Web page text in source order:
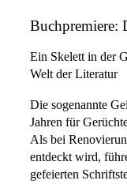
Buchpremiere:
Ein Skelett in der
Welt der Literatur
Die sogenannte
Jahren für
Als bei
entdeckt wird,
gefeierten